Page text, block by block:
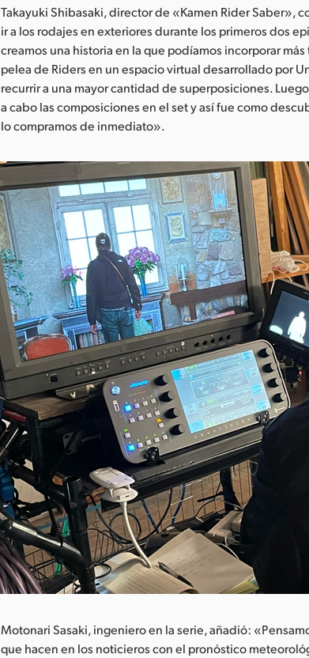
Takayuki Shibasaki, director de «Kamen Rider Saber»,
ir a los rodajes en exteriores durante los primeros dos
creamos una historia en la que podíamos incorporar
pelea de Riders en un espacio virtual desarrollado por
recurrir a una mayor cantidad de superposiciones.
a cabo las composiciones en el set y así fue como
lo compramos de inmediato».
Motonari Sasaki, ingeniero en la serie, añadió:
que hacen en los noticieros con el pronóstico